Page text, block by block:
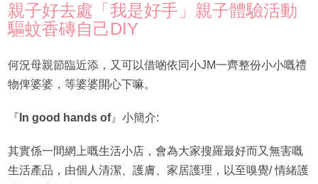
親子好去處「我是好手」親子體驗活動
驅蚊香磚自己DIY
何況母親節臨近添，又可以借啲依同小JM一齊整份小小嘅禮
物俾婆婆，等婆婆開心下嘛。
『 In good hands of』小簡介:
其實係一間網上嘅生活小店，會為大家搜羅最好而又無害嘅
生活產品，由個人清潔、護膚、家居護理，以至嗅覺/ 情緒護